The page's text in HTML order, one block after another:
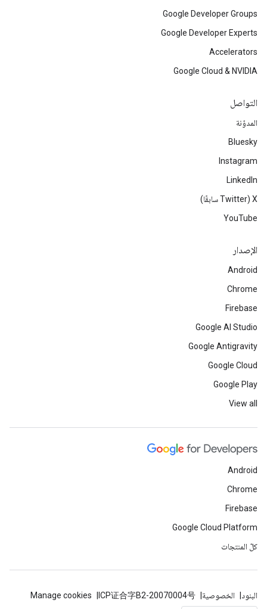
Google Developer Groups
Google Developer Experts
Accelerators
Google Cloud & NVIDIA
التواصل
المدوّنة
Bluesky
Instagram
LinkedIn
‫X ‏(Twitter سابقًا)
YouTube
الإصدار
Android
Chrome
Firebase
Google AI Studio
Google Antigravity
Google Cloud
Google Play
View all
Android
Chrome
Firebase
Google Cloud Platform
كلّ المنتجات
البنود الخصوصية ICP证合字B2-20070004号
Manage cookies